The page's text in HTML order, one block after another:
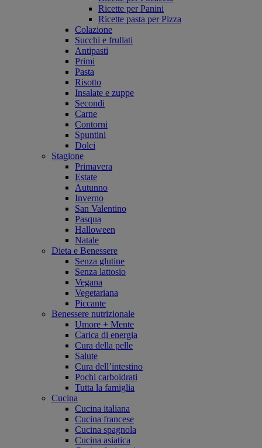
Ricette per Panini
Ricette pasta per Pizza
Colazione
Succhi e frullati
Antipasti
Primi
Pasta
Risotto
Insalate e zuppe
Secondi
Carne
Contorni
Spuntini
Dolci
Stagione
Primavera
Estate
Autunno
Inverno
San Valentino
Pasqua
Halloween
Natale
Dieta e Benessere
Senza glutine
Senza lattosio
Vegana
Vegetariana
Piccante
Benessere nutrizionale
Umore + Mente
Carica di energia
Cura della pelle
Salute
Cura dell’intestino
Pochi carboidrati
Tutta la famiglia
Cucina
Cucina italiana
Cucina francese
Cucina spagnola
Cucina asiatica